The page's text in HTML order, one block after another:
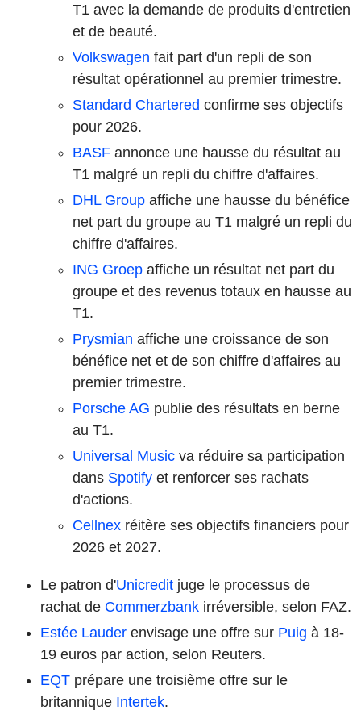
T1 avec la demande de produits d'entretien
et de beauté.
Volkswagen fait part d'un repli de son
résultat opérationnel au premier trimestre.
Standard Chartered confirme ses objectifs
pour 2026.
BASF annonce une hausse du résultat au
T1 malgré un repli du chiffre d'affaires.
DHL Group affiche une hausse du bénéfice
net part du groupe au T1 malgré un repli du
chiffre d'affaires.
ING Groep affiche un résultat net part du
groupe et des revenus totaux en hausse au
T1.
Prysmian affiche une croissance de son
bénéfice net et de son chiffre d'affaires au
premier trimestre.
Porsche AG publie des résultats en berne
au T1.
Universal Music va réduire sa participation
dans Spotify et renforcer ses rachats
d'actions.
Cellnex réitère ses objectifs financiers pour
2026 et 2027.
Le patron d'Unicredit juge le processus de
rachat de Commerzbank irréversible, selon FAZ.
Estée Lauder envisage une offre sur Puig à 18-
19 euros par action, selon Reuters.
EQT prépare une troisième offre sur le
britannique Intertek.